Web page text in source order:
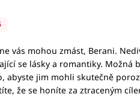
vás mohou zmást, Berani.
se lásky a romantiky. Možná
abyste jim mohli skutečně
že se honíte za ztraceným